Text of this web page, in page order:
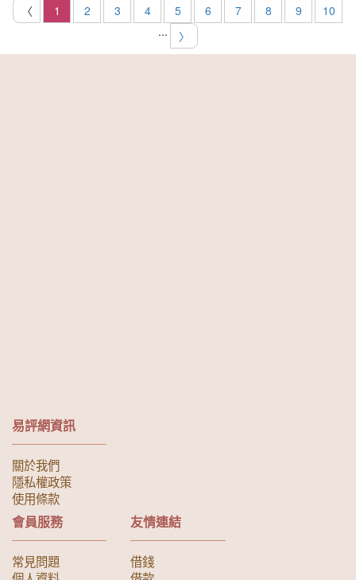
〈 1 2 3 4 5 6 7 8 9
10
...
〉
易評網資訊
關於我們
隱私權政策
使用條款
會員服務
常見問題
友情連結
借錢